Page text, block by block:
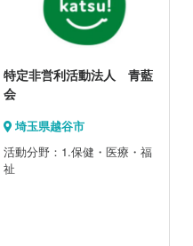
特定非営利活動法人 青藍
会
埼玉県越谷市
活動分野：1.保健・医療・福
祉